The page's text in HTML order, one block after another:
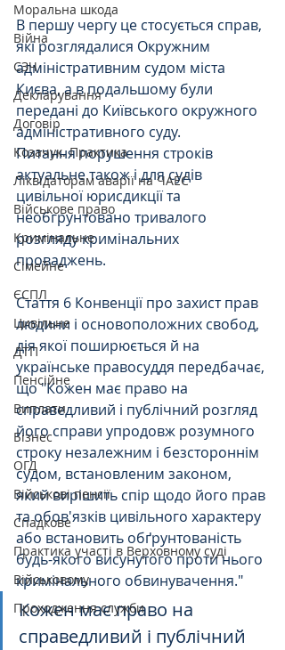
Моральна шкода
Війна
СЗЧ
Декларування
Договір
Козачук. Практика
Ліквідаторам аварії на ЧАЕС
Військове право
Кримінальне
Сімейне
ЄСПЛ
Цивільне
ДТП
Пенсійне
Виплати
Бізнес
ОГД
Військові пенсії
Спадкове
Практика участі в Верховному суді
Військовому
Проходження служби
В першу чергу це стосується справ,
які розглядалися Окружним
адміністративним судом міста
Києва, а в подальшому були
передані до Київського окружного
адміністративного суду.
Питання порушення строків
актуальне також і для судів
цивільної юрисдикції та
необгрунтовано тривалого
розгляду кримінальних
проваджень.
Стаття 6 Конвенції про захист прав
людини і основоположних свобод,
дія якої поширюється й на
українське правосуддя передбачає,
що "Кожен має право на
справедливий і публічний розгляд
його справи упродовж розумного
строку незалежним і безстороннім
судом, встановленим законом,
який вирішить спір щодо його прав
та обов'язків цивільного характеру
або встановить обґрунтованість
будь-якого висунутого проти нього
кримінального обвинувачення."
Кожен має право на
справедливий і публічний